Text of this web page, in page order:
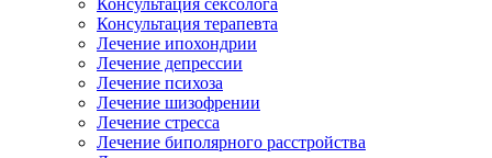
Консультация сексолога
Консультация терапевта
Лечение ипохондрии
Лечение депрессии
Лечение психоза
Лечение шизофрении
Лечение стресса
Лечение биполярного расстройства